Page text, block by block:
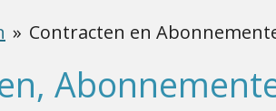
» Contracten en